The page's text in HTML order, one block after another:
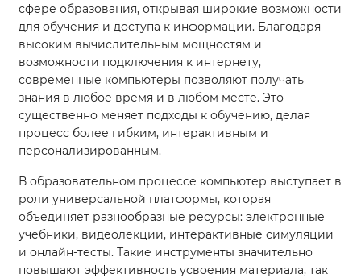
сфере образования, открывая широкие возможности
для обучения и доступа к информации. Благодаря
высоким вычислительным мощностям и
возможности подключения к интернету,
современные компьютеры позволяют получать
знания в любое время и в любом месте. Это
существенно меняет подходы к обучению, делая
процесс более гибким, интерактивным и
персонализированным.
В образовательном процессе компьютер выступает в
роли универсальной платформы, которая
объединяет разнообразные ресурсы: электронные
учебники, видеолекции, интерактивные симуляции
и онлайн-тесты. Такие инструменты значительно
повышают эффективность усвоения материала, так